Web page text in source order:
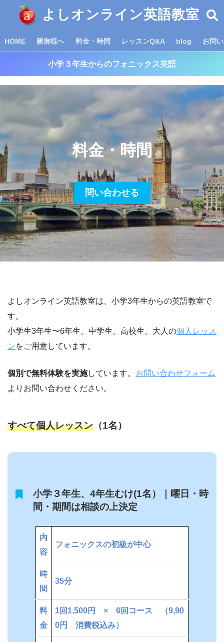
よしオンライン英語教室
HOME 親御様へ 料金・時間 レッスンQ&A blog お問
小学３年生からのフォニックス英語
料金・時間
問い合わせる
よしオンライン英語教室は、小学3年生からの英語教室で
す。
小学生3年生〜6年生、中学生、高校生、大人の個人レッス
ンをご用意しています。
個別で無料体験を実施しています。 お問い合わせフォーム
よりお問い合わせください。
すべて個人レッスン （1名）
小学３年生、4年生むけ(1名）｜曜日・時
間・期間は相談の上決定
内
容
フォニックスの初級が中心
時
間
35分
料
金
1回1,500円 × 6回コース （9,90
0円 消費税込み）